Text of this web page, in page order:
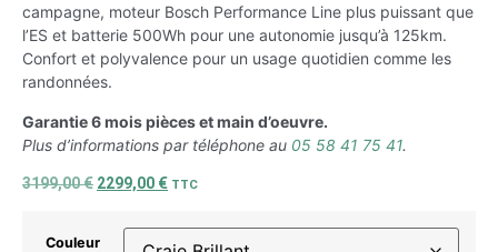
campagne, moteur Bosch Performance Line plus puissant que
l’ES et batterie 500Wh pour une autonomie jusqu’à 125km.
Confort et polyvalence pour un usage quotidien comme les
randonnées.
Garantie 6 mois pièces et main d’oeuvre.
Plus d’informations par téléphone au 05 58 41 75 41.
3199,00€ 2299,00 € TTC
Couleur